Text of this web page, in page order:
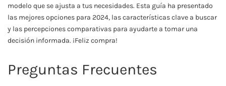
modelo que se ajusta a tus necesidades. Esta guía ha presentado
las mejores opciones para 2024, las características clave a buscar
y las percepciones comparativas para ayudarte a tomar una
decisión informada. ¡Feliz compra!
Preguntas Frecuentes